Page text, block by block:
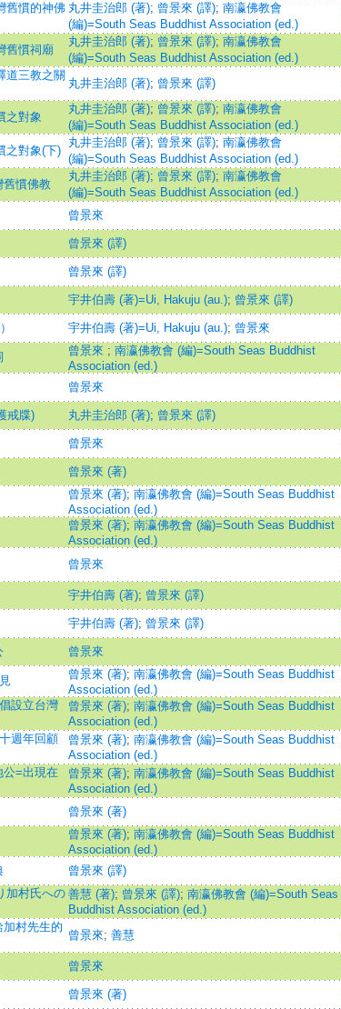
舊慣的神佛 丸井圭治郎 (著); 曾景來 (譯); 南瀛佛教會
(編)=South Seas Buddhist Association (ed.)
舊慣祠廟
丸井圭治郎 (著); 曾景來 (譯); 南瀛佛教會
(編)=South Seas Buddhist Association (ed.)
道三教之關
丸井圭治郎 (著); 曾景來 (譯)
之對象
丸井圭治郎 (著); 曾景來 (譯); 南瀛佛教會
(編)=South Seas Buddhist Association (ed.)
之對象(下)
丸井圭治郎 (著); 曾景來 (譯); 南瀛佛教會
(編)=South Seas Buddhist Association (ed.)
舊慣佛教
丸井圭治郎 (著); 曾景來 (譯); 南瀛佛教會
(編)=South Seas Buddhist Association (ed.)
曾景來
曾景來 (譯)
曾景來 (譯)
宇井伯壽 (著)=Ui, Hakuju (au.); 曾景來 (譯)
宇井伯壽 (著)=Ui, Hakuju (au.); 曾景來
曾景來 ; 南瀛佛教會 (編)=South Seas Buddhist
Association (ed.)
曾景來
戒牒) 丸井圭治郎 (著); 曾景來 (譯)
曾景來
曾景來 (著)
曾景來 (著); 南瀛佛教會 (編)=South Seas Buddhist
Association (ed.)
曾景來 (著); 南瀛佛教會 (編)=South Seas Buddhist
Association (ed.)
曾景來
宇井伯壽 (著); 曾景來 (譯)
宇井伯壽 (著); 曾景來 (譯)
曾景來
曾景來 (著); 南瀛佛教會 (編)=South Seas Buddhist
Association (ed.)
設立台灣
曾景來 (著); 南瀛佛教會 (編)=South Seas Buddhist
Association (ed.)
週年回顧
曾景來 (著); 南瀛佛教會 (編)=South Seas Buddhist
Association (ed.)
公=出現在
曾景來 (著); 南瀛佛教會 (編)=South Seas Buddhist
Association (ed.)
曾景來 (著)
曾景來 (著); 南瀛佛教會 (編)=South Seas Buddhist
Association (ed.)
曾景來 (譯)
加村氏への 善慧 (著); 曾景來 (譯); 南瀛佛教會 (編)=South Seas
Buddhist Association (ed.)
村先生的
曾景來; 善慧
曾景來
曾景來 (著)